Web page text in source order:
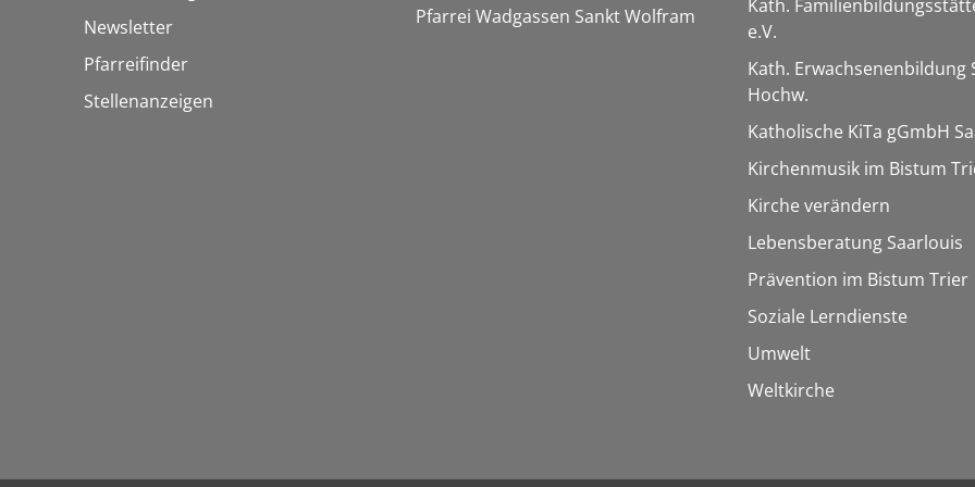
Newsletter
Pfarreifinder
Stellenanzeigen
Pfarrei Wadgassen Sankt Wolfram
Kath.
e.V.
Kath. Erwachsenenbildung
Hochw.
Katholische KiTa gGmbH
Kirchenmusik im Bistum
Kirche verändern
Lebensberatung Saarlouis
Prävention im Bistum Trier
Soziale Lerndienste
Umwelt
Weltkirche